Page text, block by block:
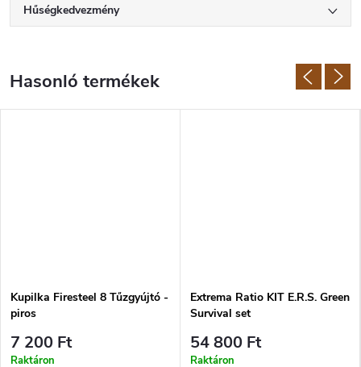
Hűségkedvezmény
Kupilka Firesteel 8 Tűzgyújtó -
piros
7 200 Ft
Raktáron
Extrema Ratio KIT E.R.S. Green
Survival set
54 800 Ft
Raktáron